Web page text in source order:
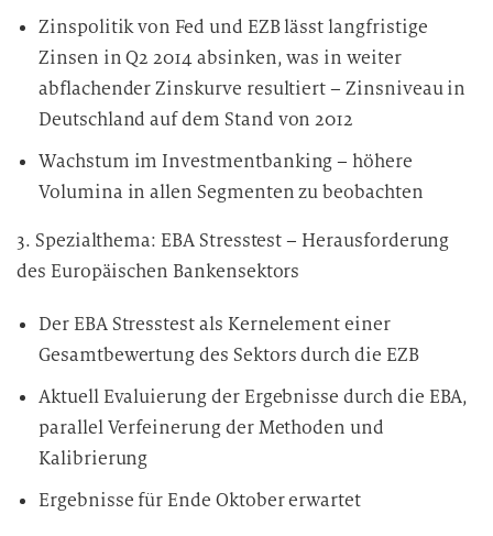
Zinspolitik von Fed und EZB lässt langfristige
Zinsen in Q2 2014 absinken, was in weiter
abflachender Zinskurve resultiert – Zinsniveau in
Deutschland auf dem Stand von 2012
Wachstum im Investmentbanking – höhere
Volumina in allen Segmenten zu beobachten
3. Spezialthema: EBA Stresstest – Herausforderung
des Europäischen Bankensektors
Der EBA Stresstest als Kernelement einer
Gesamtbewertung des Sektors durch die EZB
Aktuell Evaluierung der Ergebnisse durch die EBA,
parallel Verfeinerung der Methoden und
Kalibrierung
Ergebnisse für Ende Oktober erwartet